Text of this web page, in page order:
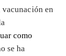
en
como
se ha